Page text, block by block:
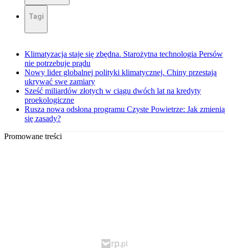
Tagi
Klimatyzacja staje się zbędna. Starożytna technologia Persów
nie potrzebuje prądu
Nowy lider globalnej polityki klimatycznej. Chiny przestają
ukrywać swe zamiary
Sześć miliardów złotych w ciągu dwóch lat na kredyty
proekologiczne
Rusza nowa odsłona programu Czyste Powietrze: Jak zmienią
się zasady?
Promowane treści